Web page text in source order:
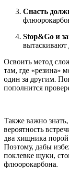
Снасть
Stop&Go и
вытаскивают
Освоить метод
там, где «резина»
один за другим.
пополнится
Также важно знать,
вероятность
два хищника
Поэтому, дабы
поклевке щуки,
флюорокарбона.